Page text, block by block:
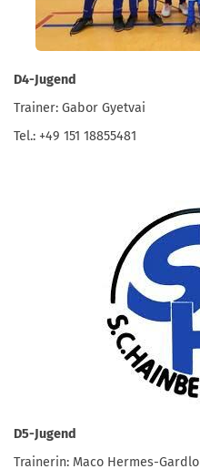
D4-Jugend
Trainer: Gabor Gyetvai
Tel.: +49 151 18855481
D5-Jugend
Trainerin: Maco Hermes-Gardlo